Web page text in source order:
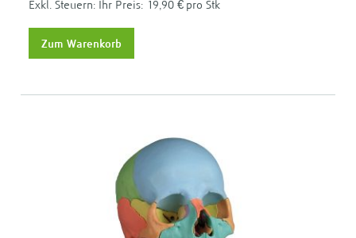
Ihr Preis: 19,90 € pro Stk
Zum Warenkorb